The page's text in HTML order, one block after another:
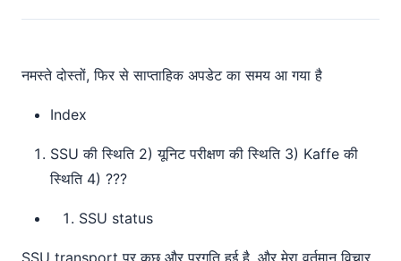
नमस्ते दोस्तों, फिर से साप्ताहिक अपडेट का समय आ गया है
Index
SSU की स्थिति 2) यूनिट परीक्षण की स्थिति 3) Kaffe की
स्थिति 4) ???
SSU status
SSU transport पर कुछ और प्रगति हुई है, और मेरा वर्तमान विचार